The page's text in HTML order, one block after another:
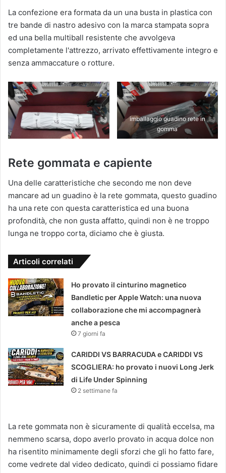
La confezione era formata da un una busta in plastica con
tre bande di nastro adesivo con la marca stampata sopra
ed una bella multiball resistente che avvolgeva
completamente l'attrezzo, arrivato effettivamente integro e
senza ammaccature o rotture.
imballaggio guadino rete in
gomma
Rete gommata e capiente
Una delle caratteristiche che secondo me non deve
mancare ad un guadino è la rete gommata, questo guadino
ha una rete con questa caratteristica ed una buona
profondità, che non gusta affatto, quindi non è ne troppo
lunga ne troppo corta, diciamo che è giusta.
Articoli correlati
Ho provato il cinturino magnetico
Bandletic per Apple Watch: una nuova
collaborazione che mi accompagnerà
anche a pesca
7 giorni fa
CARIDDI VS BARRACUDA e CARIDDI VS
SCOGLIERA: ho provato i nuovi Long Jerk
di Life Under Spinning
2 settimane fa
La rete gommata non è sicuramente di qualità eccelsa, ma
nemmeno scarsa, dopo averlo provato in acqua dolce non
ha risentito minimamente degli sforzi che gli ho fatto fare,
come vedrete dal video dedicato, quindi ci possiamo fidare